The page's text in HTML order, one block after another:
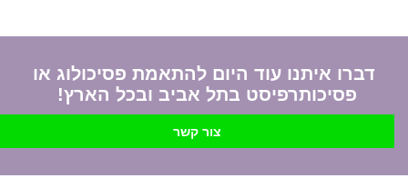
דברו איתנו עוד היום להתאמת פסיכולוג או
פסיכותרפיסט בתל אביב ובכל הארץ!
צור קשר